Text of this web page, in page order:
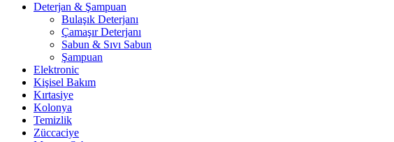
Deterjan & Şampuan
Bulaşık Deterjanı
Çamaşır Deterjanı
Sabun & Sıvı Sabun
Şampuan
Elektronic
Kişisel Bakım
Kırtasiye
Kolonya
Temizlik
Züccaciye